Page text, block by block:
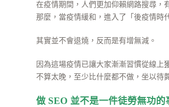
在疫情期間，人們更加仰賴網路搜尋，
那麼，當疫情緩和，進入了「後疫情時
其實並不會退燒，反而是有增無減。
因為這場疫情已讓大家漸漸習慣從線
不算太晚，至少比什麼都不做，坐以待
做 SEO 並不是一件徒勞無功